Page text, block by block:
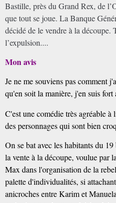
Bastille, près du Grand Rex, de
que tout se joue. La Banque
décidé de le vendre à la découpe.
l’expulsion....
Mon avis
Je ne me souviens pas comment
qu'en soit la manière, j'en suis fort
C'est une comédie très agréable
des personnages qui sont bien
On se bat avec les habitants du
la vente à la découpe, voulue par
Max dans l'organisation de la
palette d'individualités, si
anicroches entre Karim et